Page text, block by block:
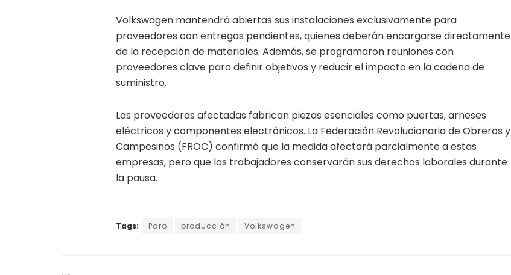
Volkswagen mantendrá abiertas sus instalaciones exclusivamente para
proveedores con entregas pendientes, quienes deberán encargarse directamente
de la recepción de materiales. Además, se programaron reuniones con
proveedores clave para definir objetivos y reducir el impacto en la cadena de
suministro.
Las proveedoras afectadas fabrican piezas esenciales como puertas, arneses
eléctricos y componentes electrónicos. La Federación Revolucionaria de Obreros y
Campesinos (FROC) confirmó que la medida afectará parcialmente a estas
empresas, pero que los trabajadores conservarán sus derechos laborales durante
la pausa.
Tags: Paro producción Volkswagen